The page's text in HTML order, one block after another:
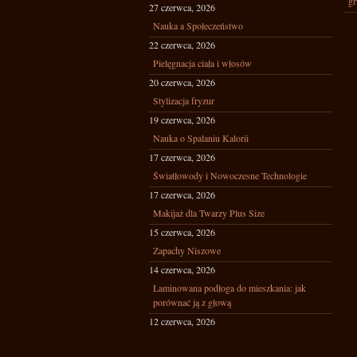
27 czerwca, 2026
Nauka a Społeczeństwo
22 czerwca, 2026
Pielęgnacja ciała i włosów
20 czerwca, 2026
Stylizacja fryzur
19 czerwca, 2026
Nauka o Spalaniu Kalorii
17 czerwca, 2026
Światłowody i Nowoczesne Technologie
17 czerwca, 2026
Makijaż dla Twarzy Plus Size
15 czerwca, 2026
Zapachy Niszowe
14 czerwca, 2026
Laminowana podłoga do mieszkania: jak
porównać ją z głową
12 czerwca, 2026